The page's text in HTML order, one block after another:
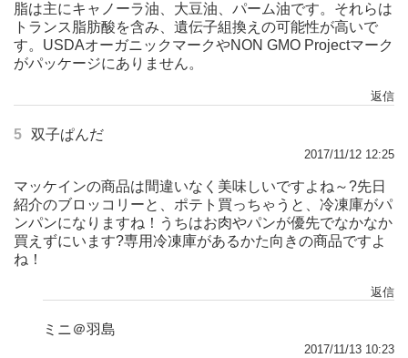
脂は主にキャノーラ油、大豆油、パーム油です。それらは
トランス脂肪酸を含み、遺伝子組換えの可能性が高いで
す。USDAオーガニックマークやNON GMO Projectマーク
がパッケージにありません。
返信
5 双子ぱんだ
2017/11/12 12:25
マッケインの商品は間違いなく美味しいですよね～?先日
紹介のブロッコリーと、ポテト買っちゃうと、冷凍庫がパ
ンパンになりますね！うちはお肉やパンが優先でなかなか
買えずにいます?専用冷凍庫があるかた向きの商品ですよ
ね！
返信
ミニ＠羽島
2017/11/13 10:23